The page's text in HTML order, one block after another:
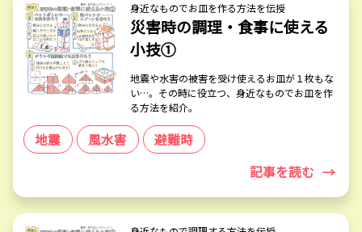
身近なものでお皿を作る方法を伝授
災害時の調理・食事に使える
小技①
地震や水害の被害を受け使えるお皿が１枚もな
い…。その時に役立つ、身近なものでお皿を作
る方法を紹介。
地震 風水害
避難時
記事を読む →